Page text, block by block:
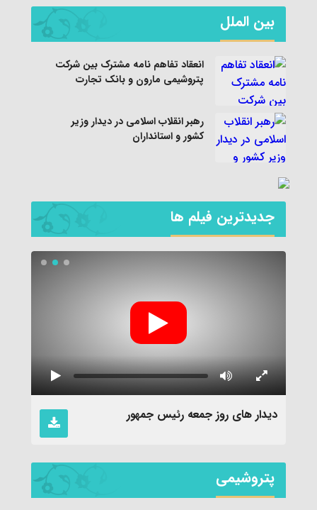
بین الملل
انعقاد تفاهم نامه مشترک بین شرکت
پتروشیمی مارون و بانک تجارت
رهبر انقلاب اسلامی در دیدار وزیر
کشور و استانداران
جديدترين فیلم ها
دیدار های روز جمعه رئیس جمهور
پتروشیمی